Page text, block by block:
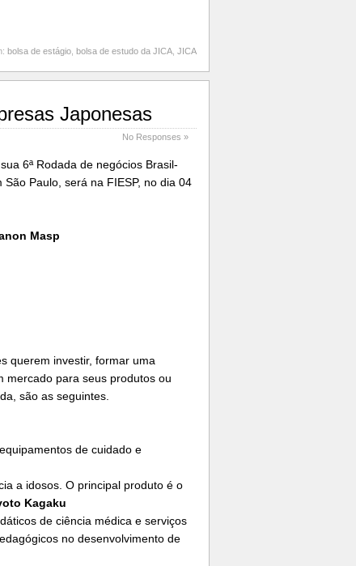
bolsa de estágio bolsa de estudo da JICA JICA
Japonesas
No Responses »
6ª Rodada de negócios Brasil-
Paulo, será na FIESP, no dia 04
Masp
querem investir, formar uma
mercado para seus produtos ou
são as seguintes.
de cuidado e
a idosos. O principal produto é o
Kagaku
de ciência médica e serviços
no desenvolvimento de